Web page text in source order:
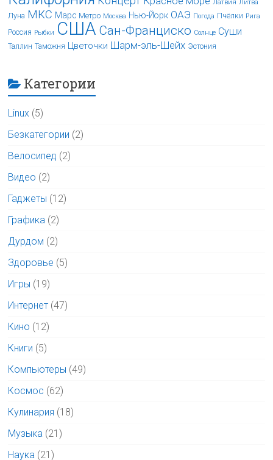
Латвия Литва
Луна МКС Марс Метро Москва Нью-Йорк ОАЭ Погода Пчёлки Рига
Россия Рыбки США Сан-Франциско Солнце Суши
Таллин Таможня Цветочки Шарм-эль-Шейх Эстония
Категории
Linux (5)
Безкатегории (2)
Велосипед (2)
Видео (2)
Гаджеты (12)
Графика (2)
Дурдом (2)
Здоровье (5)
Игры (19)
Интернет (47)
Кино (12)
Книги (5)
Компьютеры (49)
Космос (62)
Кулинария (18)
Музыка (21)
Наука (21)